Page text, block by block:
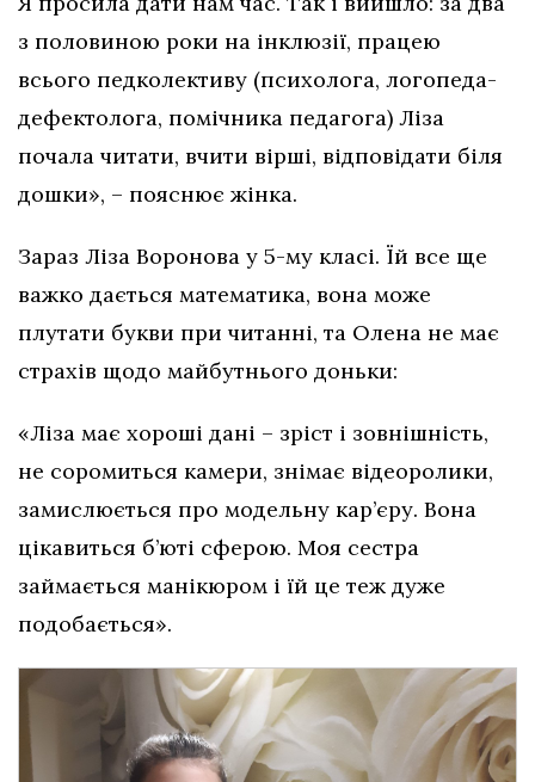
з половиною роки на інклюзії, працею
всього педколективу (психолога, логопеда-
дефектолога, помічника педагога) Ліза
почала читати, вчити вірші, відповідати біля
дошки», – пояснює жінка.
Зараз Ліза Воронова у 5-му класі. Їй все ще
важко дається математика, вона може
плутати букви при читанні, та Олена не має
страхів щодо майбутнього доньки:
«Ліза має хороші дані – зріст і зовнішність,
не соромиться камери, знімає відеоролики,
замислюється про модельну кар’єру. Вона
цікавиться б’юті сферою. Моя сестра
займається манікюром і їй це теж дуже
подобається».